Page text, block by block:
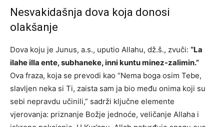
Nesvakidašnja dova koja donosi
olakšanje
Dova koju je Junus, a.s., uputio Allahu, dž.š., zvuči: “La
ilahe illa ente, subhaneke, inni kuntu minez-zalimin.”
Ova fraza, koja se prevodi kao “Nema boga osim Tebe,
slavljen neka si Ti, zaista sam ja bio među onima koji su
sebi nepravdu učinili,” sadrži ključne elemente
vjerovanja: priznanje Božje jednoće, veličanje Allaha i